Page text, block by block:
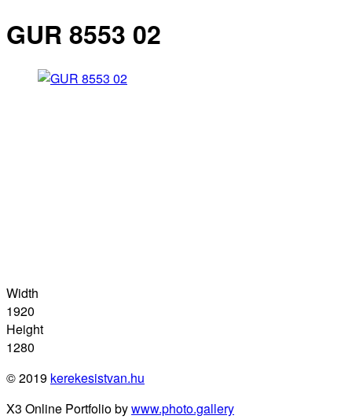
GUR 8553 02
Width
1920
Height
1280
© 2019 kerekesistvan.hu
X3 Online Portfolio bywww.photo.gallery